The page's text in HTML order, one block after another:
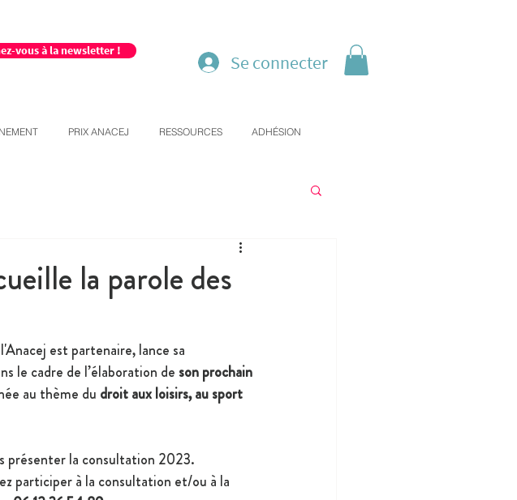
vous à la newsletter !
Se connecter
PRIX ANACEJ RESSOURCES ADHÉSION
la parole des
est partenaire, lance sa
le cadre de l’élaboration de son prochain
au thème du droit aux loisirs, au sport
présenter la consultation 2023.
participer à la consultation et/ou à la